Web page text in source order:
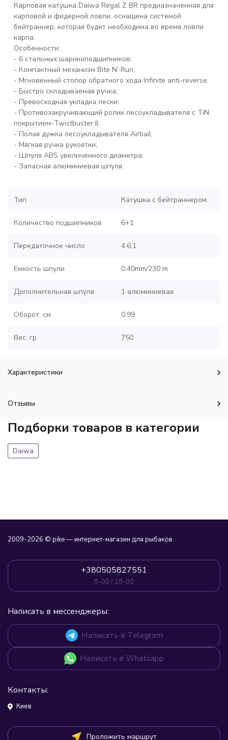
Карповая катушка Daiwa Regal Z BR предназначенная для
карповой и фидерной ловли, оснащена системой
бейтраннер, которая будет необходима во время ловли
карпа.
Особенности:
- 6 стальных шарикоподшипников;
- Компактный механизм Bite N’ Run;
- Мгновенный стопор обратного хода Infinite anti-reverse;
- Быстро складываемая ручка;
- Превосходная укладка лески;
- Противозакручивающий ролик лесоукладывателя с TiN
покрытием-Twistbuster II;
- Полая дужка лесоукладывателя Airbail;
- Мягкая ручка рукоятки;
- Шпуля ABS увеличенного диаметра;
- Запасная алюминиевая шпуля.
Тип Катушка с бейтраннером
Количество подшипников 6+1
Передаточное число 4.6:1
Емкость шпули 0.40mm/230 m
Дополнительная шпуля 1 алюминиевая
Оборот, см 0.99
Вес, гр 750
Характеристики
Отзывы
Подборки товаров в категории
Daiwa
2009-2026 © pike — интернет-магазин для рыбаков
+380505827551
9-00 / 18-00
Написать в мессенджеры:
Написать в Telegram
Написать в Whatsapp
Контакты:
Киев
Проложить маршрут